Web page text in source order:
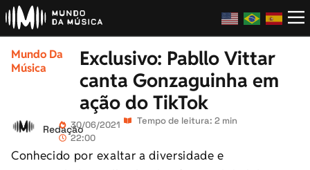
Mundo Da
Música
Exclusivo: Pabllo Vittar
canta Gonzaguinha em
ação do TikTok
Redação30/06/2021
22:00
Tempo de leitura: 2 min
Conhecido por exaltar a diversidade e